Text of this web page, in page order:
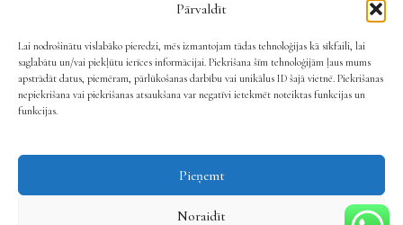
Pārvaldīt
Lai nodrošinātu vislabāko pieredzi, mēs izmantojam tādas tehnoloģijas kā sīkfaili, lai
saglabātu un/vai piekļūtu ierīces informācijai. Piekrišana šīm tehnoloģijām ļaus mums
apstrādāt datus, piemēram, pārlūkošanas darbību vai unikālus ID šajā vietnē. Piekrišanas
nepiekrišana vai piekrišanas atsaukšana var negatīvi ietekmēt noteiktas funkcijas un
funkcijas.
Pieņemt
Noraidīt
Sīkdatnes